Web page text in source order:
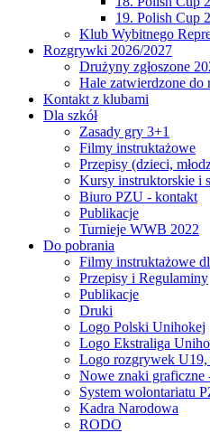
19. Polish Cup
Klub Wybitnego
Rozgrywki 2026/2027
Drużyny zgłoszone
Hale zatwierdzone
Kontakt z klubami
Dla szkół
Zasady gry 3+1
Filmy instruktażowe
Przepisy (dzieci,
Kursy instruktorskie i
Biuro PZU - kontakt
Publikacje
Turnieje WWB 2022
Do pobrania
Filmy instruktażowe
Przepisy i Regulaminy
Publikacje
Druki
Logo Polski Unihokej
Logo Ekstraliga
Logo rozgrywek
Nowe znaki graficzne
System wolontariatu
Kadra Narodowa
RODO